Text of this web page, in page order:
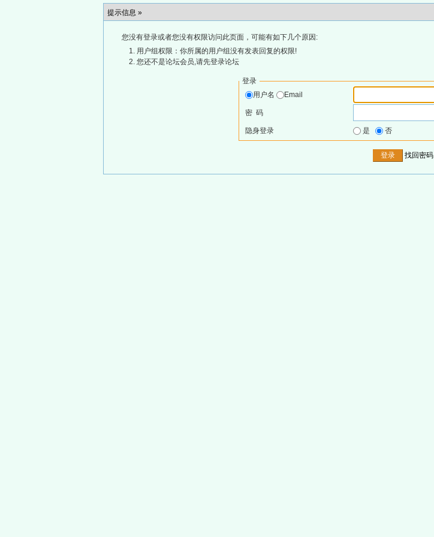
提示信息 »
您没有登录或者您没有权限访问此页面，可能有如下几个原因:
用户组权限：你所属的用户组没有发表回复的权限!
您还不是论坛会员,请先登录论坛
登录
用户名
Email
密 码
隐身登录 是 否
找回密码